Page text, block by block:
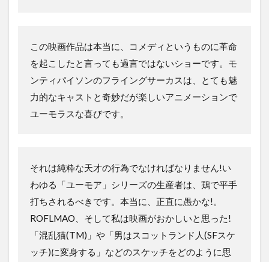
この映画作品は本当に、コメディというものに革命
を起こしたと言っても過言ではないショーです。モ
ンティパイソンのフライングサーカスは、とても魅
力的なキャストと奇妙だが楽しいアニメーションで
ユーモラスな喜びです。
それは純粋な天才の行為でなければなりません!い
わゆる「ユーモア」シリーズの生産者は、鶏で平手
打ちされるべきです。本当に、正直に愚かな!。
ROFLMAO、そして私は映画がおかしいと思った!
「混乱猫(TM)」や「男はスコットランド人(SFスケ
ッチ)に変身する」などのスケッチをどのように思